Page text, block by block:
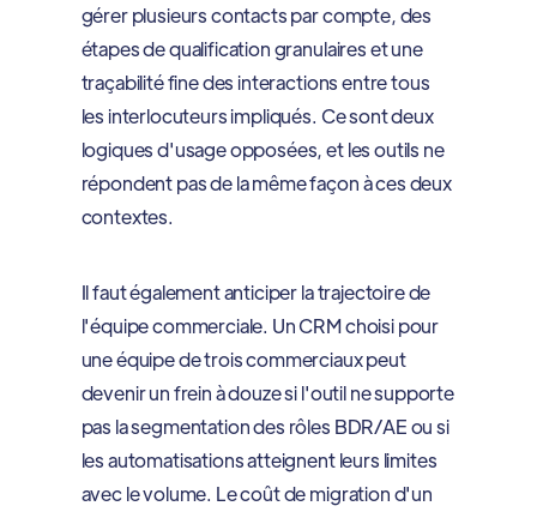
gérer plusieurs contacts par compte, des
étapes de qualification granulaires et une
traçabilité fine des interactions entre tous
les interlocuteurs impliqués. Ce sont deux
logiques d'usage opposées, et les outils ne
répondent pas de la même façon à ces deux
contextes.
Il faut également anticiper la trajectoire de
l'équipe commerciale. Un CRM choisi pour
une équipe de trois commerciaux peut
devenir un frein à douze si l'outil ne supporte
pas la segmentation des rôles BDR/AE ou si
les automatisations atteignent leurs limites
avec le volume. Le coût de migration d'un